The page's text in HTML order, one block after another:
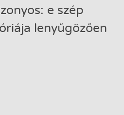
e szép
lenyűgözően